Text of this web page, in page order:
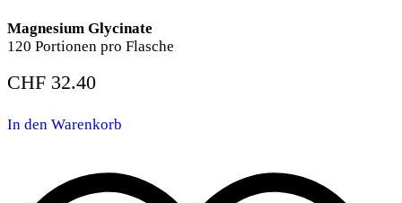
Magnesium Glycinate
120 Portionen pro Flasche
CHF 32.40
In den Warenkorb